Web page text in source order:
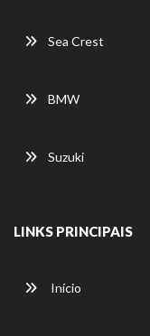
Sea Crest
BMW
Suzuki
LINKS PRINCIPAIS
Início